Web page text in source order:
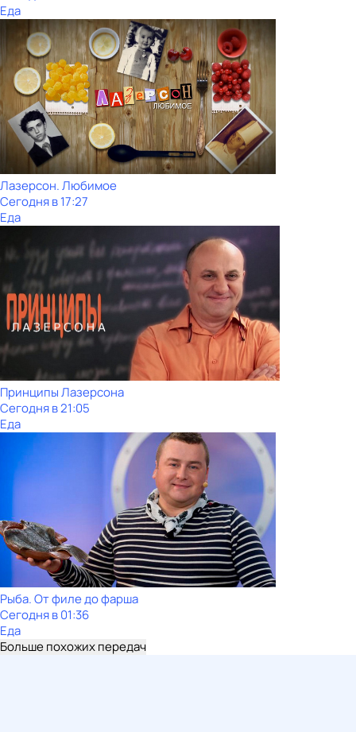
Еда
Лазерсон. Любимое
Сегодня в 17:27
Еда
Принципы Лазерсона
Сегодня в 21:05
Еда
Рыба. От филе до фарша
Сегодня в 01:36
Еда
Больше похожих передач